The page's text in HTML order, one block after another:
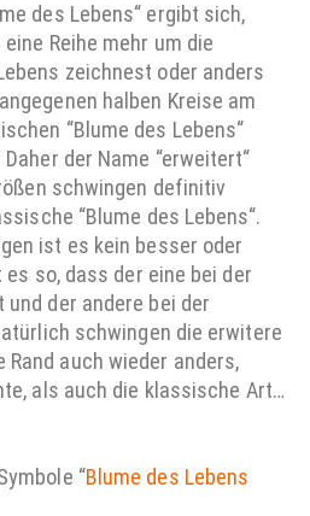
des Lebens“ ergibt sich,
Reihe mehr um die
zeichnest oder anders
halben Kreise am
“Blume des Lebens“
der Name “erweitert“
schwingen definitiv
“Blume des Lebens“.
ist es kein besser oder
so, dass der eine bei der
der andere bei der
schwingen die erwitere
Rand auch wieder anders,
als auch die klassische Art…
“Blume des Lebens